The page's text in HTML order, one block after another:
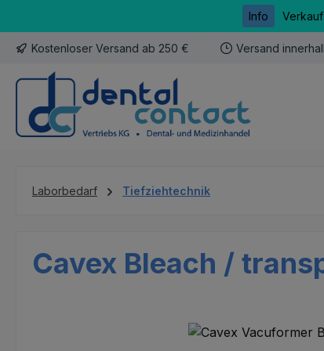
Info
Kostenloser Versand ab 250 € Versand
Laborbedarf Tiefziehtechnik
Cavex Bleach /